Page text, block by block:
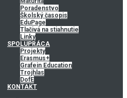
Poradenstvo
Školský časopis
EduPage
Tlačivá na stiahnutie
Linky
SPOLUPRÁCA
Projekty
Erasmus+
Grafein Education
Trojhlas
DofE
KONTAKT